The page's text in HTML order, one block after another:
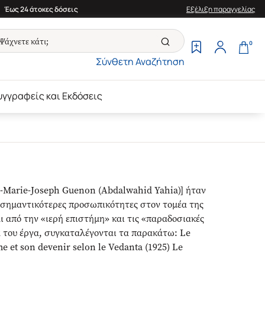
Έως 24 άτοκες δόσεις Εξέλιξη παραγγελίας
Σύνθετη Αναζήτηση
0
και Εκδόσεις
Marie-Joseph Guenon (Abdalwahid Yahia)] ήταν
προσωπικότητες στον τομέα της
την «ιερή επιστήμη» και τις «παραδοσιακές
έργα, συγκαταλέγονται τα παρακάτω: Le
et son devenir selon le Vedanta (1925) Le